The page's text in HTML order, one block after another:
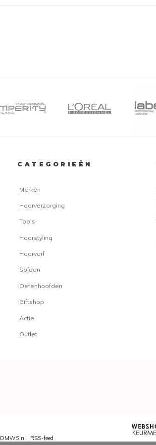
CATEGORIEËN
Merken
Haarverzorging
Tools
Haarstyling
Haarverf
Solden
Oefenhoofden
Giftshop
Actie
Outlet
DMWS.nl | RSS-feed